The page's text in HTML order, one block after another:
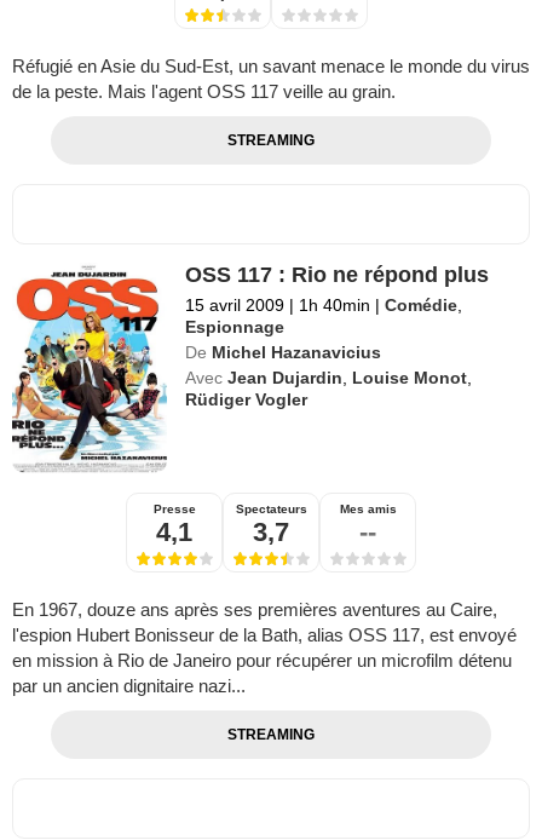
Réfugié en Asie du Sud-Est, un savant menace le monde du virus
de la peste. Mais l'agent OSS 117 veille au grain.
STREAMING
OSS 117 : Rio ne répond plus
15 avril 2009 | 1h 40min | Comédie
Espionnage
De Michel Hazanavicius
Avec Jean Dujardin Louise Monot
Rüdiger Vogler
Presse
4,1
Spectateurs
3,7
Mes amis
--
En 1967, douze ans après ses premières aventures au Caire,
l'espion Hubert Bonisseur de la Bath, alias OSS 117, est envoyé
en mission à Rio de Janeiro pour récupérer un microfilm détenu
par un ancien dignitaire nazi...
STREAMING